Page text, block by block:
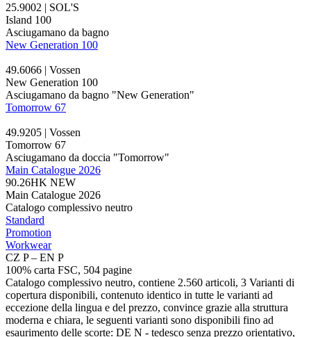
25.9002 | SOL'S
Island 100
Asciugamano da bagno
New Generation 100
49.6066 | Vossen
New Generation 100
Asciugamano da bagno "New Generation"
Tomorrow 67
49.9205 | Vossen
Tomorrow 67
Asciugamano da doccia "Tomorrow"
Main Catalogue 2026
90.26HK NEW
Main Catalogue 2026
Catalogo complessivo neutro
Standard
Promotion
Workwear
CZ P – EN P
100% carta FSC, 504 pagine
Catalogo complessivo neutro, contiene 2.560 articoli, 3 Varianti di
copertura disponibili, contenuto identico in tutte le varianti ad
eccezione della lingua e del prezzo, convince grazie alla struttura
moderna e chiara, le seguenti varianti sono disponibili fino ad
esaurimento delle scorte: DE N - tedesco senza prezzo orientativo,